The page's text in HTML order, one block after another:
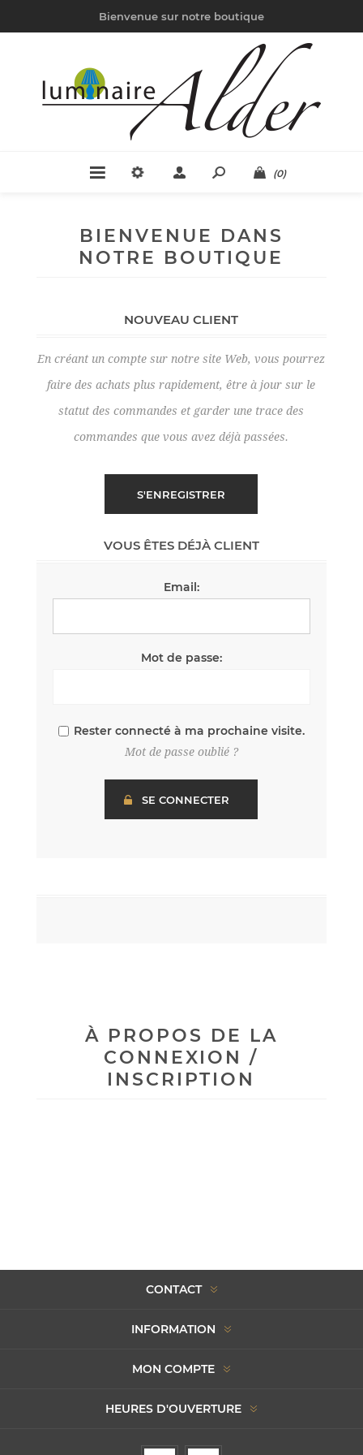
Bienvenue sur notre boutique
(0)
BIENVENUE DANS
NOTRE BOUTIQUE
NOUVEAU CLIENT
En créant un compte sur notre site Web, vous pourrez
faire des achats plus rapidement, être à jour sur le
statut des commandes et garder une trace des
commandes que vous avez déjà passées.
VOUS ÊTES DÉJÀ CLIENT
Email:
Mot de passe:
Rester connecté à ma prochaine visite.
Mot de passe oublié ?
À PROPOS DE LA
CONNEXION /
INSCRIPTION
CONTACT
INFORMATION
MON COMPTE
HEURES D'OUVERTURE